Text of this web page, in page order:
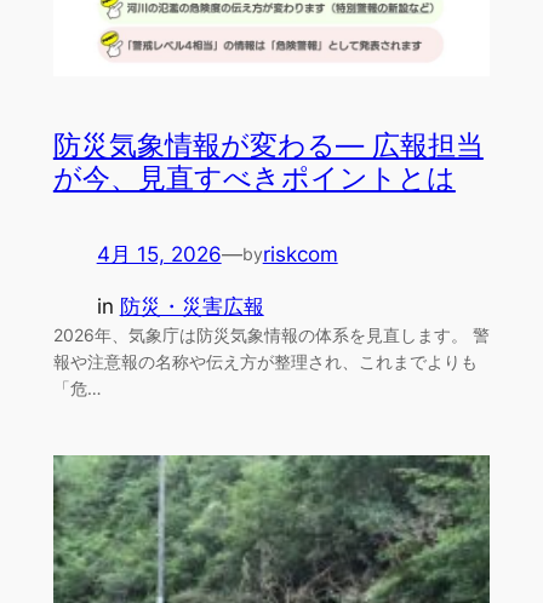
防災気象情報が変わる― 広報担当
が今、見直すべきポイントとは
4月 15, 2026—byriskcom
in 防災・災害広報
2026年、気象庁は防災気象情報の体系を見直します。 警
報や注意報の名称や伝え方が整理され、これまでよりも
「危…